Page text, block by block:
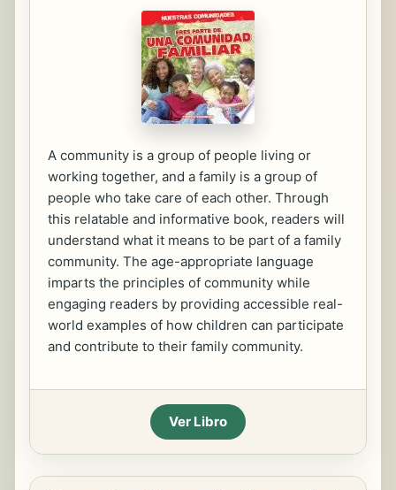
A community is a group of people living or
working together, and a family is a group of
people who take care of each other. Through
this relatable and informative book, readers will
understand what it means to be part of a family
community. The age-appropriate language
imparts the principles of community while
engaging readers by providing accessible real-
world examples of how children can participate
and contribute to their family community.
Ver Libro